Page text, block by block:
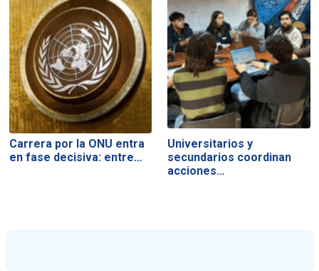
Carrera por la ONU entra
en fase decisiva: entre…
Universitarios y
secundarios coordinan
acciones…